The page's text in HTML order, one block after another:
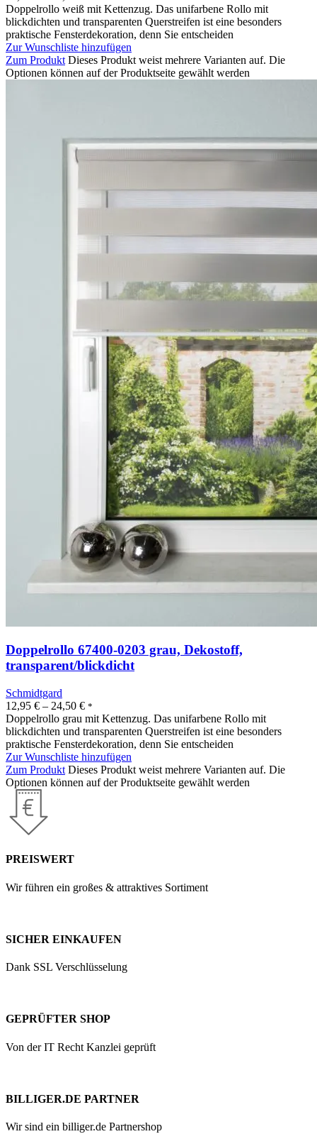
Doppelrollo weiß mit Kettenzug. Das unifarbene Rollo mit
blickdichten und transparenten Querstreifen ist eine besonders
praktische Fensterdekoration, denn Sie entscheiden
Zur Wunschliste hinzufügen
Zum Produkt Dieses Produkt weist mehrere Varianten auf. Die
Optionen können auf der Produktseite gewählt werden
Doppelrollo 67400-0203 grau, Dekostoff,
transparent/blickdicht
Schmidtgard
12,95 € – 24,50 € *
Doppelrollo grau mit Kettenzug. Das unifarbene Rollo mit
blickdichten und transparenten Querstreifen ist eine besonders
praktische Fensterdekoration, denn Sie entscheiden
Zur Wunschliste hinzufügen
Zum Produkt Dieses Produkt weist mehrere Varianten auf. Die
Optionen können auf der Produktseite gewählt werden
PREISWERT
Wir führen ein großes & attraktives Sortiment
SICHER EINKAUFEN
Dank SSL Verschlüsselung
GEPRÜFTER SHOP
Von der IT Recht Kanzlei geprüft
BILLIGER.DE PARTNER
Wir sind ein billiger.de Partnershop